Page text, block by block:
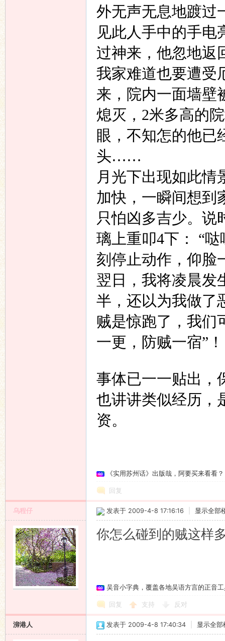
外无声无息地踱过
见此人手中的手电
过神来，他忽地
我家难道也要遭受
来，院内一面墙壁
熄灭， 2米多高的
眼，不知怎的他已
头……
月光下出现如此情
加快，一瞬间想到
只怕凶多吉少。说
璃上重叩4下： “哒
刻停止动作，仰脸
翌日，我将凌晨发
半，还以为我做
贼是惊跑了，我们
一更，防贼一宿”！
事体已一一贴出，
也讲讲类似经历，
资。
《实用苏州话》出版哉，阿要买来看看？
回复
乌程仔 发表于 2009-4-8 17:16:16 显示全部
你怎么碰到的贼这样
吴音小字典，覆盖各地吴语方言的正音
回复 支持 反对
泖港人 发表于 2009-4-8 17:40:34 显示全部